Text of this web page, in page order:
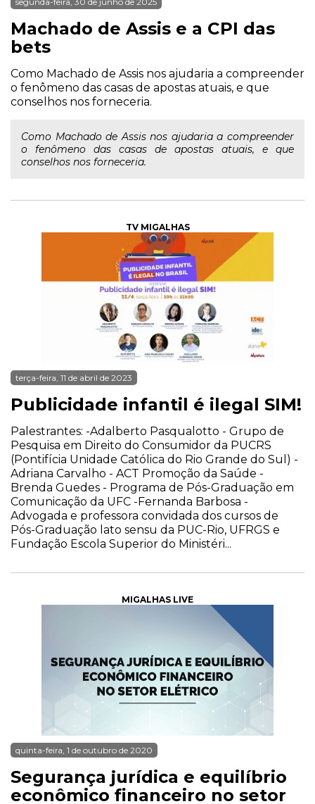
Machado de Assis e a CPI das
bets
Como Machado de Assis nos ajudaria a compreender
o fenômeno das casas de apostas atuais, e que
conselhos nos forneceria.
Como Machado de Assis nos ajudaria a compreender
o fenômeno das casas de apostas atuais, e que
conselhos nos forneceria.
TV MIGALHAS
terça-feira, 11 de abril de 2023
Publicidade infantil é ilegal SIM!
Palestrantes: -Adalberto Pasqualotto - Grupo de
Pesquisa em Direito do Consumidor da PUCRS
(Pontifícia Unidade Católica do Rio Grande do Sul) -
Adriana Carvalho - ACT Promoção da Saúde -
Brenda Guedes - Programa de Pós-Graduação em
Comunicação da UFC -Fernanda Barbosa -
Advogada e professora convidada dos cursos de
Pós-Graduação lato sensu da PUC-Rio, UFRGS e
Fundação Escola Superior do Ministéri...
MIGALHAS LIVE
quinta-feira, 1 de outubro de 2020
Segurança jurídica e equilíbrio
econômico financeiro no setor